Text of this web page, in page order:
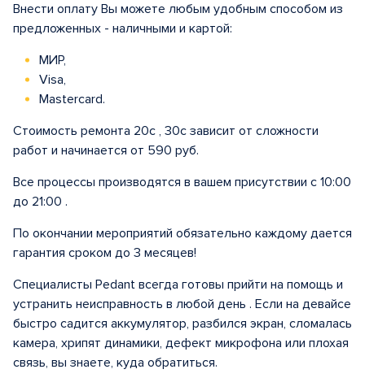
Внести оплату Вы можете любым удобным способом из
предложенных - наличными и картой:
МИР,
Visa,
Mastercard.
Стоимость ремонта 20с , 30с зависит от сложности
работ и начинается от 590 руб.
Все процессы производятся в вашем присутствии с 10:00
до 21:00 .
По окончании мероприятий обязательно каждому дается
гарантия сроком до 3 месяцев!
Специалисты Pedant всегда готовы прийти на помощь и
устранить неисправность в любой день . Если на девайсе
быстро садится аккумулятор, разбился экран, сломалась
камера, хрипят динамики, дефект микрофона или плохая
связь, вы знаете, куда обратиться.